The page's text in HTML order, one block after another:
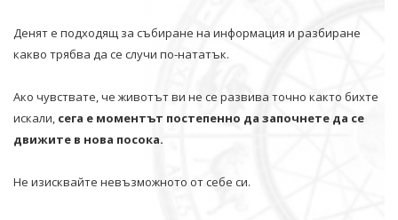
Денят е подходящ за събиране на информация и разбиране
какво трябва да се случи по-нататък.
Ако чувствате, че животът ви не се развива точно както бихте
искали, сега е моментът постепенно да започнете да се
движите в нова посока.
Не изисквайте невъзможното от себе си.